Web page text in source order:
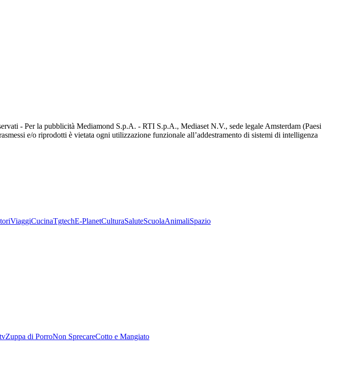
- Per la pubblicità Mediamond S.p.A. - RTI S.p.A., Mediaset N.V., sede legale Amsterdam (Paesi
e/o riprodotti è vietata ogni utilizzazione funzionale all’addestramento di sistemi di intelligenza
ViaggiCucinaTgtechE-PlanetCulturaSaluteScuolaAnimaliSpazio
Zuppa di PorroNon SprecareCotto e Mangiato